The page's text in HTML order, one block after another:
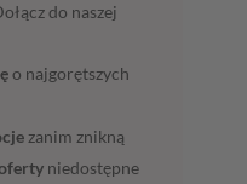
do naszej
o najgorętszych
zanim znikną
niedostępne